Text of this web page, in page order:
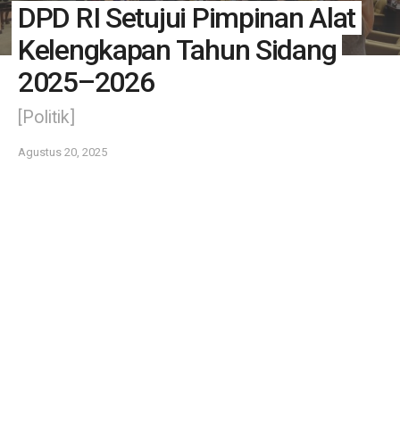
DPD RI Setujui Pimpinan Alat
Kelengkapan Tahun Sidang
2025–2026
[Politik]
Agustus 20, 2025